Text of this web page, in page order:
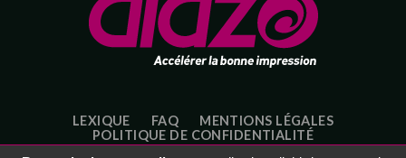
LEXIQUE FAQ
MENTIONS LÉGALES
POLITIQUE DE CONFIDENTIALITÉ